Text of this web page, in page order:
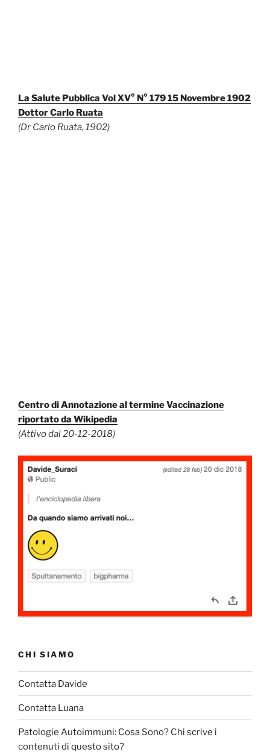
La Salute Pubblica Vol XV° N° 179 15 Novembre 1902
Dottor Carlo Ruata
(Dr Carlo Ruata, 1902)
Centro di Annotazione al termine Vaccinazione
riportato da Wikipedia
(Attivo dal 20-12-2018)
CHI SIAMO
Contatta Davide
Contatta Luana
Patologie Autoimmuni: Cosa Sono? Chi scrive i
contenuti di questo sito?